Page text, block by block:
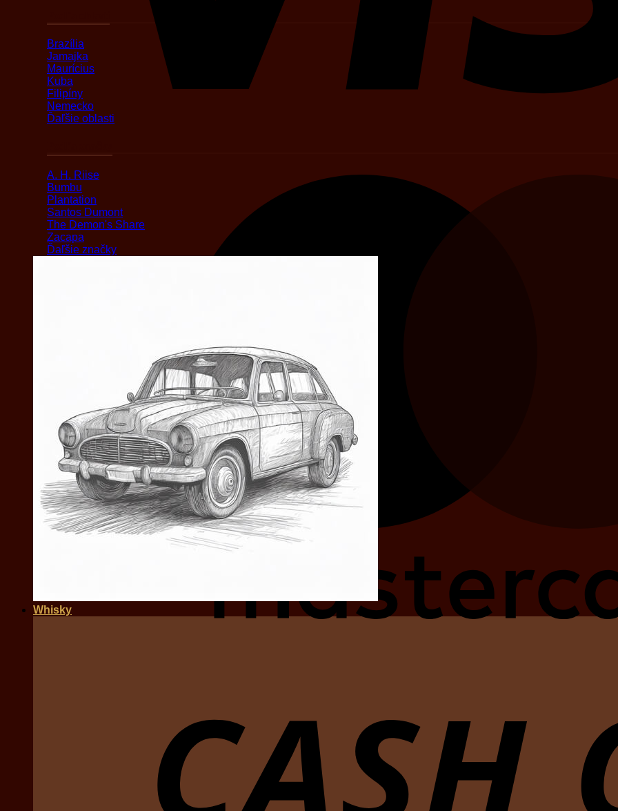
Brazília
Jamajka
Maurícius
Kuba
Filipíny
Nemecko
Ďaľšie oblasti
A. H. Riise
Bumbu
Plantation
Santos Dumont
The Demon's Share
Zacapa
Ďaľšie značky
Whisky